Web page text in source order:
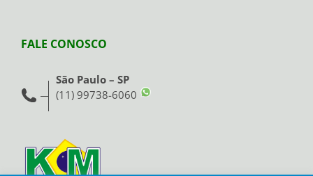
FALE CONOSCO
São Paulo – SP
(11) 99738-6060